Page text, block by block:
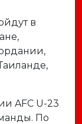
в
AFC U-23
По